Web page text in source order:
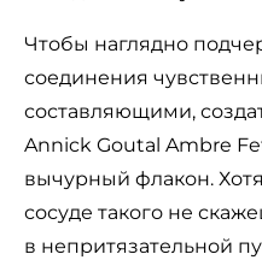
Чтобы наглядно
соединения
составляющими,
Annick Goutal Ambre
вычурный флакон.
сосуде такого не
в непритязательной